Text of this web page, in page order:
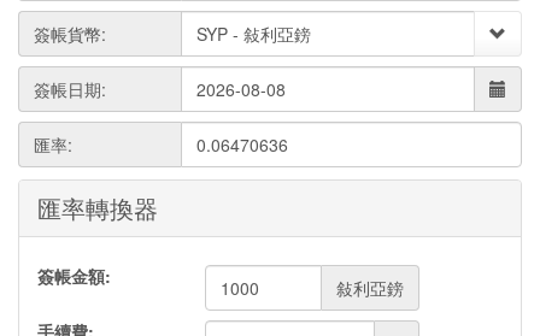
簽帳貨幣:
簽帳日期:
匯率: 0.06470636
匯率轉換器
簽帳金額:
敍利亞鎊
手續費: